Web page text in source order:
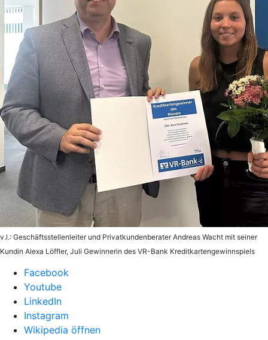
v.l.: Geschäftsstellenleiter und Privatkundenberater Andreas Wacht mit seiner
Kundin Alexa Löffler, Juli Gewinnerin des VR-Bank Kreditkartengewinnspiels
Facebook
Youtube
LinkedIn
Instagram
Wikipedia öffnen